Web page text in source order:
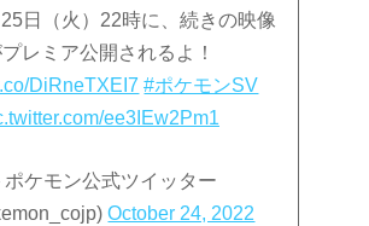
日（火）22時に、続きの映像
レミア公開されるよ！
DiRneTXEI7 #ポケモンSV
ee3IEw2Pm1
ケモン公式ツイッター
October 24, 2022